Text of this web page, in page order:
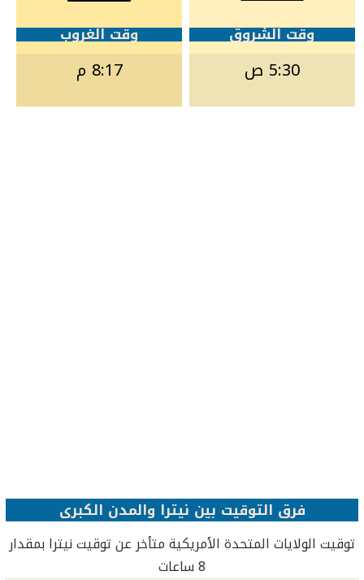
وقت الشروق
5:30 ص
وقت الغروب
8:17 م
فرق التوقيت بين نيترا والمدن الكبرى
توقيت الولايات المتحدة الأمريكية متأخر عن توقيت نيترا بمقدار
8 ساعات